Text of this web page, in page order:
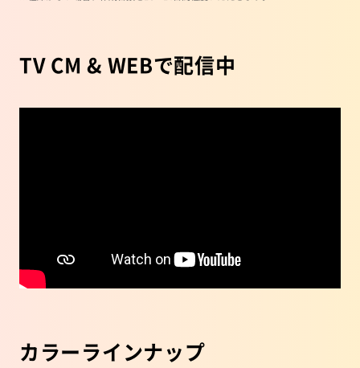
TV CM & WEBで配信中
カラーラインナップ